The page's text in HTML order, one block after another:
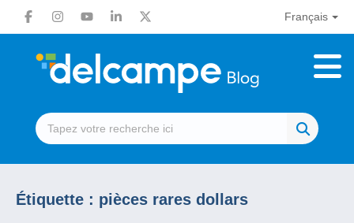
Français
Étiquette : pièces rares dollars